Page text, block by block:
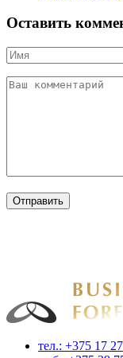
Оставить
Businessforecast
Аналитика и
тел.: +375 17